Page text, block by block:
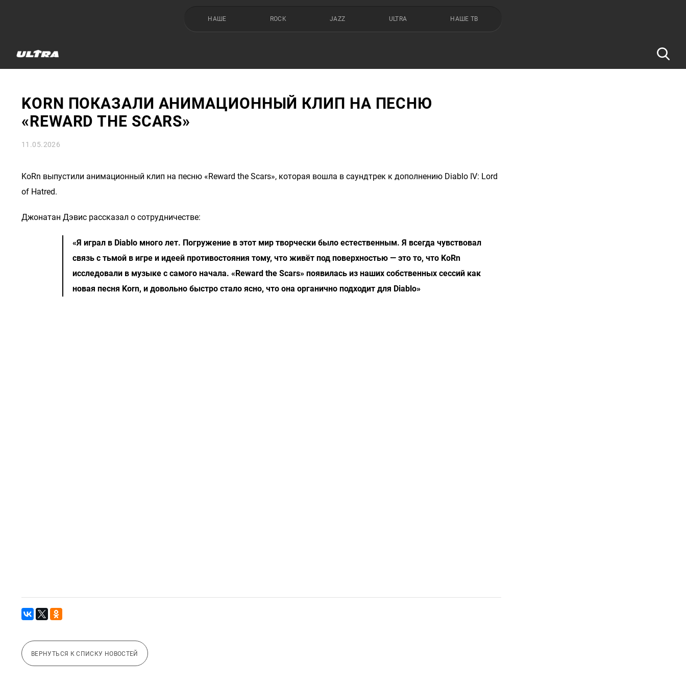
НАШЕ ROCK JAZZ ULTRA НАШЕ ТВ
KORN ПОКАЗАЛИ АНИМАЦИОННЫЙ КЛИП НА ПЕСНЮ
«REWARD THE SCARS»
11.05.2026
KoRn выпустили анимационный клип на песню «Reward the Scars», которая вошла в саундтрек к дополнению Diablo IV: Lord
of Hatred.
Джонатан Дэвис рассказал о сотрудничестве:
«Я играл в Diablo много лет. Погружение в этот мир творчески было естественным. Я всегда чувствовал
связь с тьмой в игре и идеей противостояния тому, что живёт под поверхностью — это то, что KoRn
исследовали в музыке с самого начала. «Reward the Scars» появилась из наших собственных сессий как
новая песня Korn, и довольно быстро стало ясно, что она органично подходит для Diablo»
ВЕРНУТЬСЯ К СПИСКУ НОВОСТЕЙ